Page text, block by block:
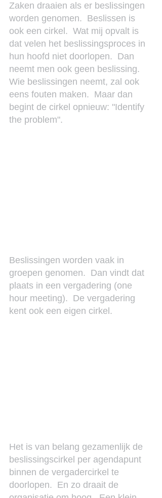
Zaken draaien als er beslissingen
worden genomen.  Beslissen is
ook een cirkel.  Wat mij opvalt is
dat velen het beslissingsproces in
hun hoofd niet doorlopen.  Dan
neemt men ook geen beslissing.
Wie beslissingen neemt, zal ook
eens fouten maken.  Maar dan
begint de cirkel opnieuw: "Identify
the problem".
Beslissingen worden vaak in
groepen genomen.  Dan vindt dat
plaats in een vergadering (one
hour meeting).  De vergadering
kent ook een eigen cirkel.
Het is van belang gezamenlijk de
beslissingscirkel per agendapunt
binnen de vergadercirkel te
doorlopen.  En zo draait de